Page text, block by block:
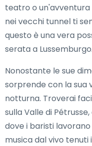
teatro o un'avventura
nei vecchi tunnel ti
questo è una vera
serata a Lussemburgo.
Nonostante le sue
sorprende con la sua
notturna. Troverai
sulla Valle di
dove i baristi
musica dal vivo